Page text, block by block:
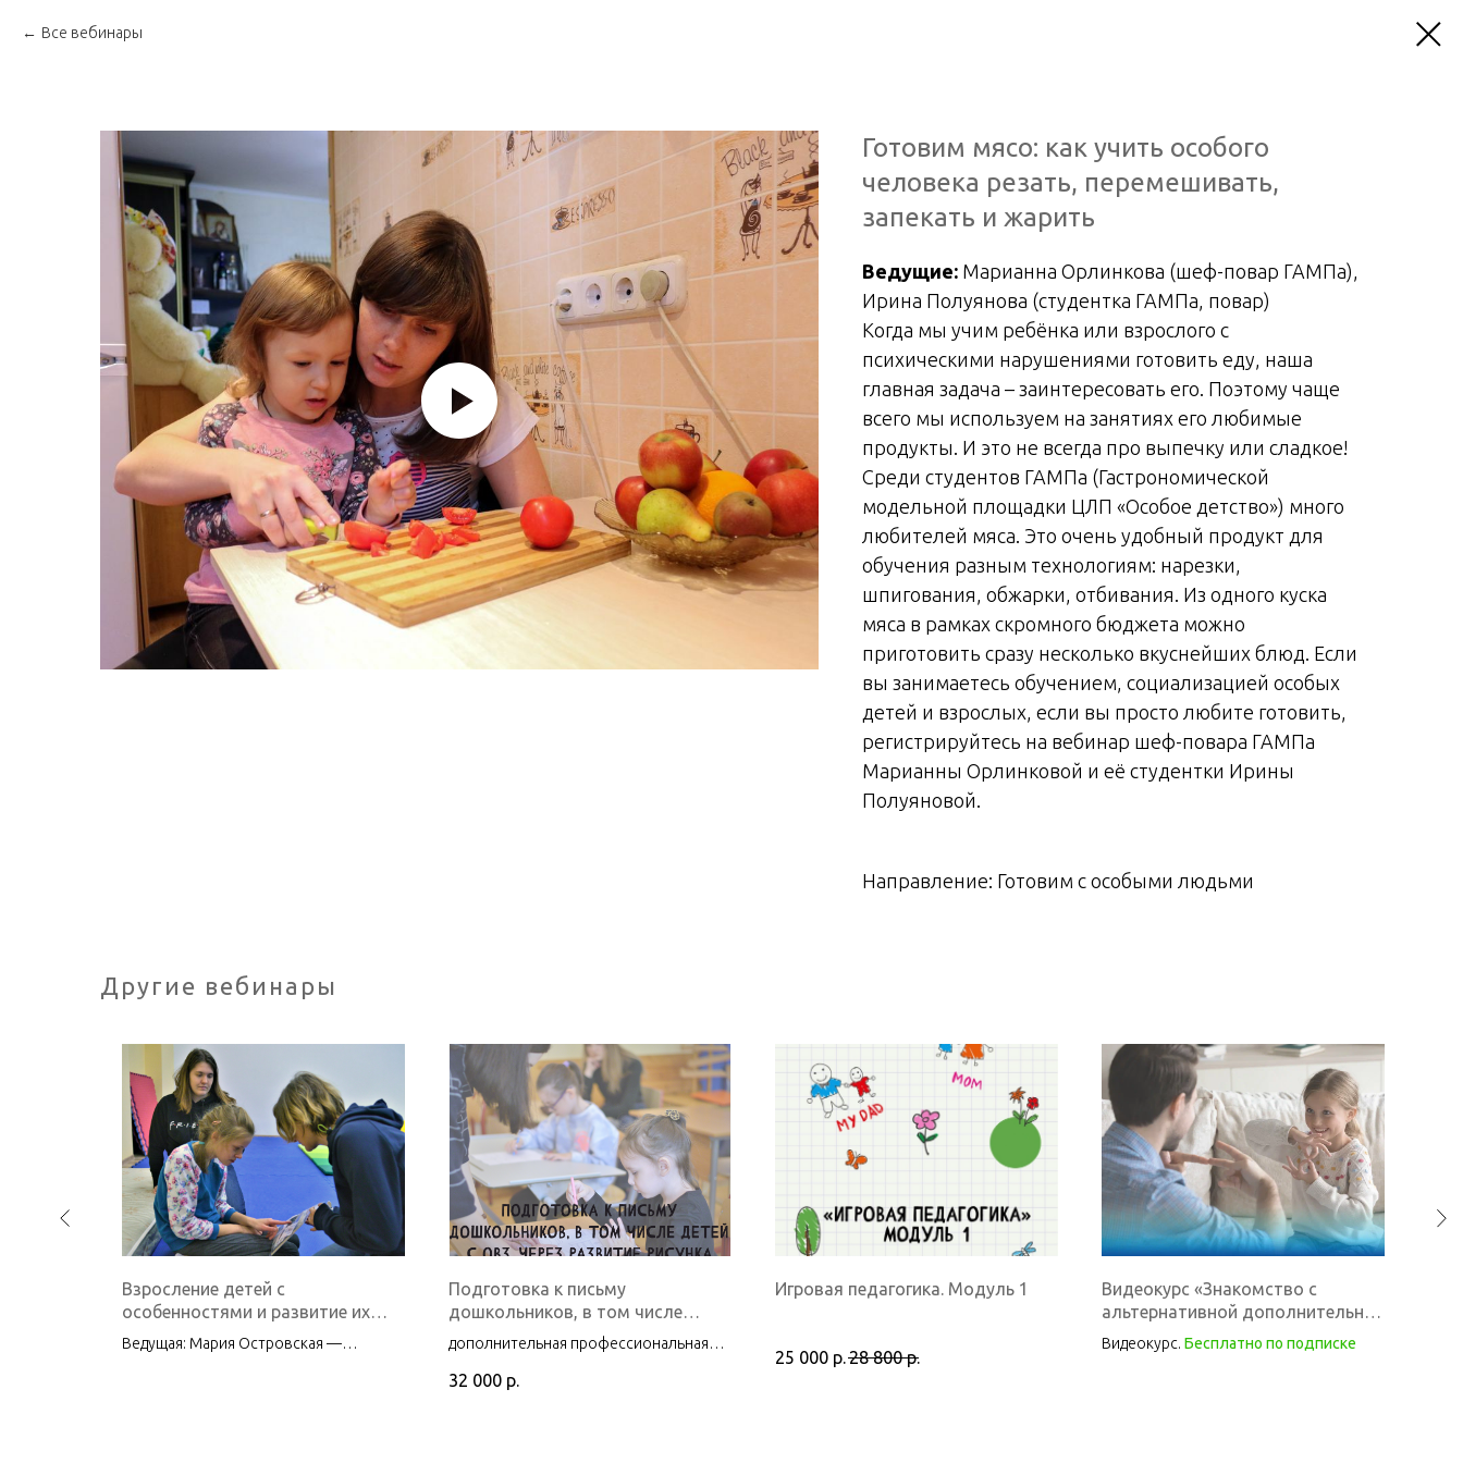
Все вебинары
Готовим мясо: как учить особого
человека резать, перемешивать,
запекать и жарить
Ведущие: Марианна Орлинкова (шеф-повар ГАМПа),
Ирина Полуянова (студентка ГАМПа, повар)
Когда мы учим ребёнка или взрослого с
психическими нарушениями готовить еду, наша
главная задача – заинтересовать его. Поэтому чаще
всего мы используем на занятиях его любимые
продукты. И это не всегда про выпечку или сладкое!
Среди студентов ГАМПа (Гастрономической
модельной площадки ЦЛП «Особое детство») много
любителей мяса. Это очень удобный продукт для
обучения разным технологиям: нарезки,
шпигования, обжарки, отбивания. Из одного куска
мяса в рамках скромного бюджета можно
приготовить сразу несколько вкуснейших блюд. Если
вы занимаетесь обучением, социализацией особых
детей и взрослых, если вы просто любите готовить,
регистрируйтесь на вебинар шеф-повара ГАМПа
Марианны Орлинковой и её студентки Ирины
Полуяновой.
Направление: Готовим с особыми людьми
Другие вебинары
Взросление детей с
особенностями и развитие их
осознанности в области пола
Ведущая: Мария Островская —
Подготовка к письму
дошкольников, в том числе
детей с ОВЗ, через развитие
рисунка
дополнительная профессиональная
32 000 р.
Игровая педагогика. Модуль 1
25 000 р.28 800 р.
Видеокурс «Знакомство с
альтернативной дополнительной
коммуникацией (АДК)»
Видеокурс. Бесплатно по подписке